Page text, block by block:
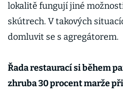
lokalitě fungují jiné
skútrech. V takových
domluvit se s agregátorem.
Řada restaurací si během
zhruba 30 procent marže